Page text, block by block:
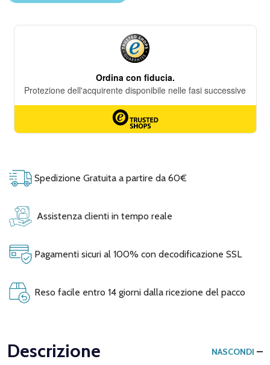
Spedizione Gratuita a partire da 60€
Assistenza clienti in tempo reale
Pagamenti sicuri al 100% con decodificazione SSL
Reso facile entro 14 giorni dalla ricezione del pacco
Descrizione NASCONDI